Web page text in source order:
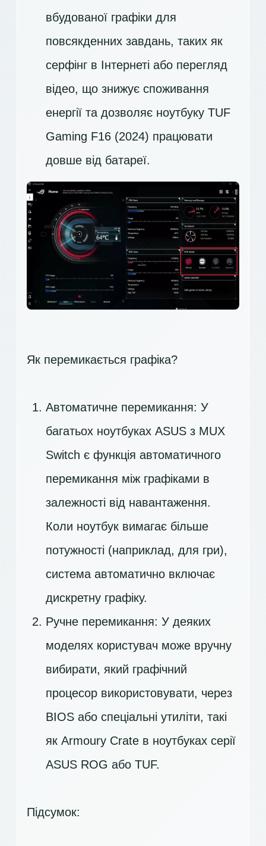
вбудованої графіки для
повсякденних завдань, таких як
серфінг в Інтернеті або перегляд
відео, що знижує споживання
енергії та дозволяє ноутбуку TUF
Gaming F16 (2024) працювати
довше від батареї.
Як перемикається графіка?
Автоматичне перемикання: У
багатьох ноутбуках ASUS з MUX
Switch є функція автоматичного
перемикання між графіками в
залежності від навантаження.
Коли ноутбук вимагає більше
потужності (наприклад, для гри),
система автоматично включає
дискретну графіку.
Ручне перемикання: У деяких
моделях користувач може вручну
вибирати, який графічний
процесор використовувати, через
BIOS або спеціальні утиліти, такі
як Armoury Crate в ноутбуках серії
ASUS ROG або TUF.
Підсумок: